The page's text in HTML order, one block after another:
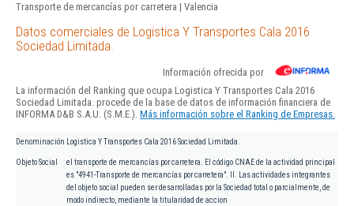
Transporte de mercancías por carretera | Valencia
Datos comerciales de Logistica Y Transportes Cala 2016
Sociedad Limitada.
Información ofrecida por
La información del Ranking que ocupa Logistica Y Transportes Cala 2016
Sociedad Limitada. procede de la base de datos de información financiera de
INFORMA D&B S.A.U. (S.M.E.). Más información sobre el Ranking de Empresas.
Denominación Logistica Y Transportes Cala 2016 Sociedad Limitada.
Objeto Social
el transporte de mercancías por carretera. El código CNAE de la actividad principal
es "4941-Transporte de mercancías por carretera". II. Las actividades integrantes
del objeto social pueden ser desarrolladas por la Sociedad total o parcialmente, de
modo indirecto, mediante la titularidad de accion